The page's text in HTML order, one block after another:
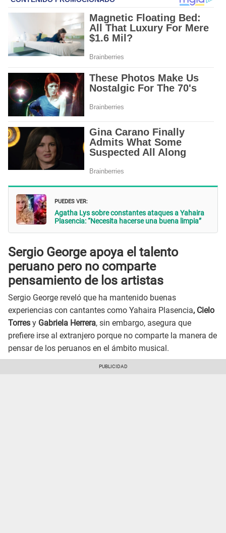
PUEDES VER:
Agatha Lys sobre constantes ataques a Yahaira
Plasencia: “Necesita hacerse una buena limpia”
Sergio George apoya el talento
peruano pero no comparte
pensamiento de los artistas
Sergio George reveló que ha mantenido buenas
experiencias con cantantes como Yahaira Plasencia, Cielo
Torres y Gabriela Herrera, sin embargo, asegura que
prefiere irse al extranjero porque no comparte la manera de
pensar de los peruanos en el ámbito musical.